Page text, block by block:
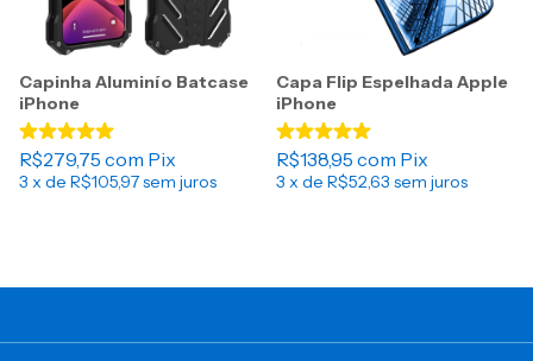
Capinha Aluminío Batcase
iPhone
R$279,75 com Pix
3 x de R$105,97sem juros
Capa Flip Espelhada Apple
iPhone
R$138,95 com Pix
3 x de R$52,63 sem juros